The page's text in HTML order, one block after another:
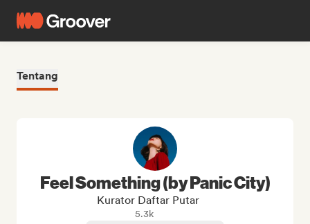
Tentang
Feel Something (by Panic City)
Kurator Daftar Putar
5.3k